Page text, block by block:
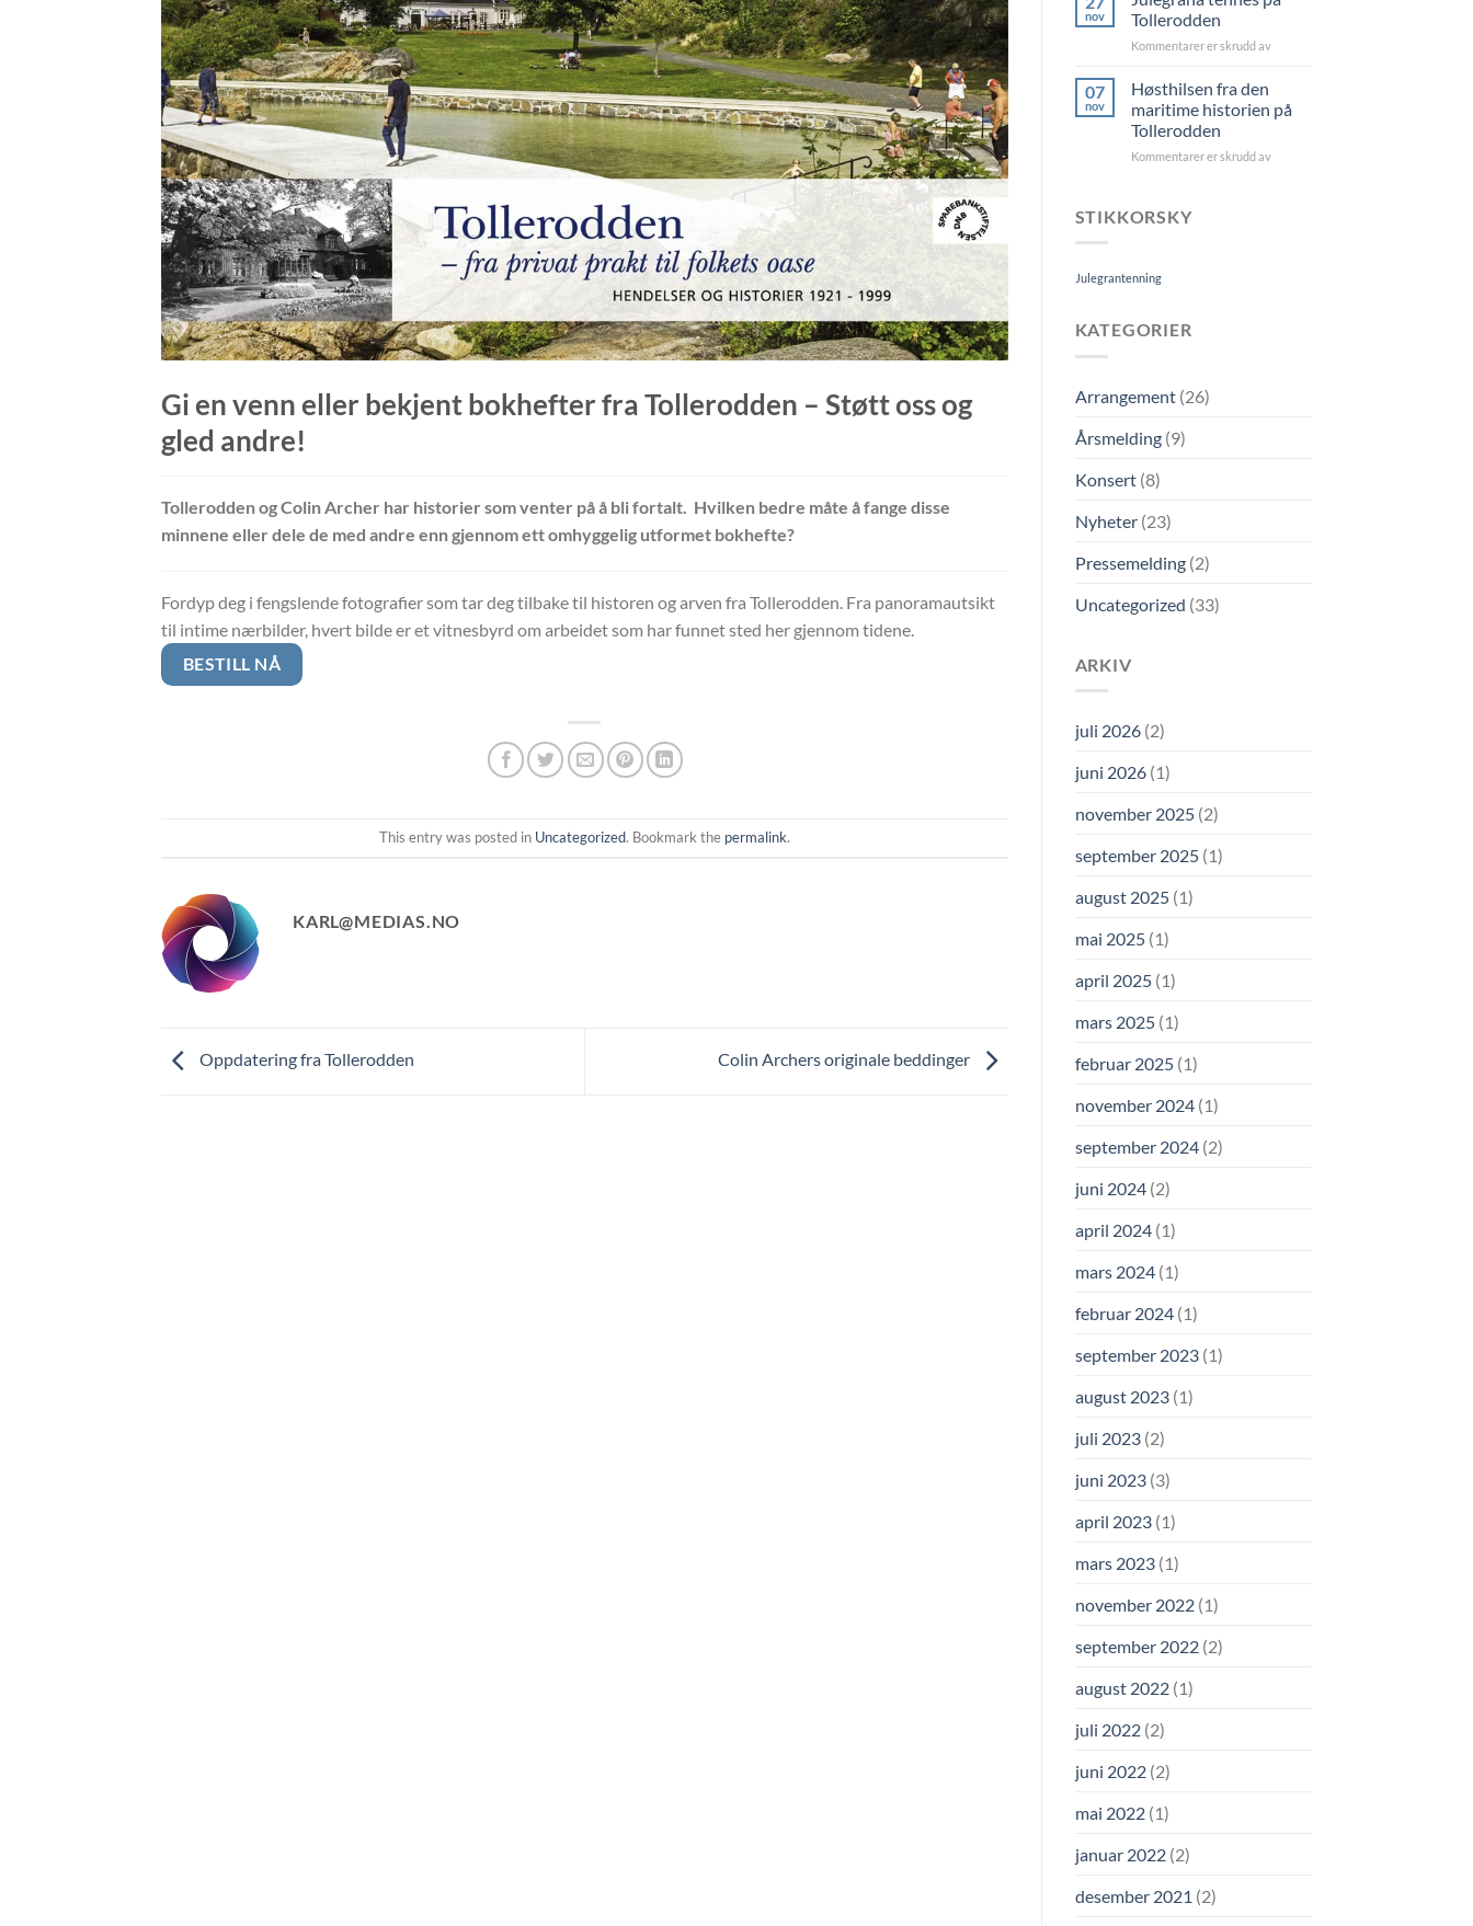
Gi en venn eller bekjent bokhefter fra Tollerodden – Støtt oss og
gled andre!
Tollerodden og Colin Archer har historier som venter på å bli fortalt. Hvilken bedre måte å fange disse
minnene eller dele de med andre enn gjennom ett omhyggelig utformet bokhefte?
Fordyp deg i fengslende fotografier som tar deg tilbake til historen og arven fra Tollerodden. Fra panoramautsikt
til intime nærbilder, hvert bilde er et vitnesbyrd om arbeidet som har funnet sted her gjennom tidene.
BESTILL NÅ
This entry was posted in Uncategorized. Bookmark the permalink.
KARL@MEDIAS.NO
Oppdatering fra Tollerodden Colin Archers originale beddinger
Tollerodden
jun
nov
Tollerodden
Kommentarer er skrudd avfor
Tollerodden
07
nov
Høsthilsen fra den
maritime historien på
Tollerodden
Kommentarer er skrudd avfor
STIKKORSKY
Julegrantenning
KATEGORIER
Arrangement(26)
Årsmelding(9)
Konsert(8)
Nyheter(23)
Pressemelding(2)
Uncategorized (33)
ARKIV
juli 2026(2)
juni 2026(1)
november 2025(2)
september 2025(1)
august 2025(1)
mai 2025(1)
april 2025(1)
mars 2025(1)
februar 2025(1)
november 2024(1)
september 2024(2)
juni 2024(2)
april 2024(1)
mars 2024(1)
februar 2024(1)
september 2023(1)
august 2023(1)
juli 2023(2)
juni 2023(3)
april 2023(1)
mars 2023(1)
november 2022(1)
september 2022(2)
august 2022(1)
juli 2022(2)
juni 2022(2)
mai 2022(1)
januar 2022(2)
desember 2021 (2)